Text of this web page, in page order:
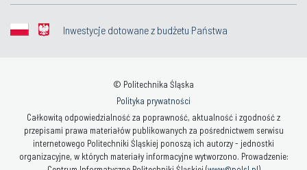
Inwestycje dotowane z budżetu Państwa
© Politechnika Śląska
Polityka prywatności
Całkowitą odpowiedzialność za poprawność, aktualność i zgodność z
przepisami prawa materiałów publikowanych za pośrednictwem serwisu
internetowego Politechniki Śląskiej ponoszą ich autorzy - jednostki
organizacyjne, w których materiały informacyjne wytworzono. Prowadzenie: